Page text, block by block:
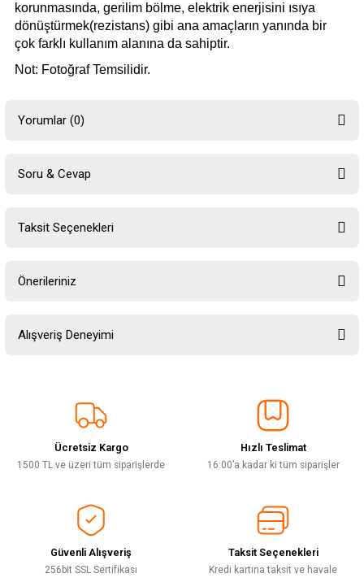
korunmasında, gerilim bölme, elektrik enerjisini ısıya
dönüştürmek(rezistans) gibi ana amaçların yanında bir
çok farklı kullanım alanına da sahiptir.
Not: Fotoğraf Temsilidir.
Yorumlar (0)
Soru & Cevap
Taksit Seçenekleri
Önerileriniz
Bu ürünün fiyat bilgisi, resim, ürün açıklamalarında ve diğer konularda
yetersiz gördüğünüz noktaları öneri formunu kullanarak tarafımıza
Ürün resmi kalitesiz, bozuk veya görüntülenemiyor.
Ürün açıklamasında eksik bilgiler bulunuyor.
Ürün bilgilerinde hatalar bulunuyor.
Bu ürüne benzer farklı alternatifler olmalı.
Alışveriş Deneyimi
Deneyimini Paylaş
Ücretsiz Kargo
1500 TL ve üzeri tüm siparişlerde
Hızlı Teslimat
16:00’a kadar ki tüm siparişler
Güvenli Alışveriş
256bit SSL Sertifikası
Taksit Seçenekleri
Kredi kartına taksit ve havale